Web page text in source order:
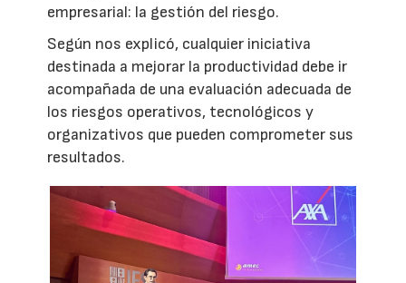
empresarial: la gestión del riesgo.
Según nos explicó, cualquier iniciativa
destinada a mejorar la productividad debe ir
acompañada de una evaluación adecuada de
los riesgos operativos, tecnológicos y
organizativos que pueden comprometer sus
resultados.